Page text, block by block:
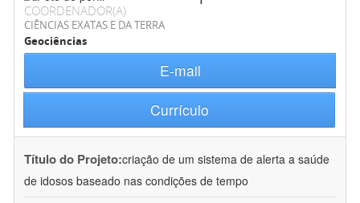
COORDENADOR(A)
CIÊNCIAS EXATAS E DA TERRA
Geociências
E-mail
Currículo
Título do Projeto:criação de um sistema de alerta a saúde
de idosos baseado nas condições de tempo